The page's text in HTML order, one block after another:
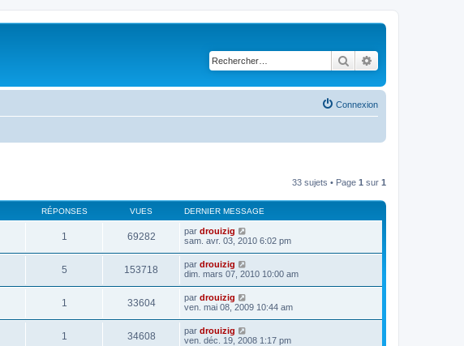
Rechercher
Connexion
33 sujets • Page 1 sur 1
RÉPONSES VUES DERNIER MESSAGE
1 69282 par drouizig
sam. avr. 03, 2010 6:02 pm
5 153718 par drouizig
dim. mars 07, 2010 10:00 am
1 33604 par drouizig
ven. mai 08, 2009 10:44 am
1 34608 par drouizig
ven. déc. 19, 2008 1:17 pm